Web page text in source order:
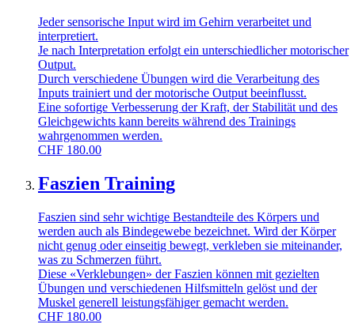
Jeder sensorische Input wird im Gehirn verarbeitet und
interpretiert.
Je nach Interpretation erfolgt ein unterschiedlicher motorischer
Output.
Durch verschiedene Übungen wird die Verarbeitung des
Inputs trainiert und der motorische Output beeinflusst.
Eine sofortige Verbesserung der Kraft, der Stabilität und des
Gleichgewichts kann bereits während des Trainings
wahrgenommen werden.
CHF 180.00
Faszien Training
Faszien sind sehr wichtige Bestandteile des Körpers und
werden auch als Bindegewebe bezeichnet. Wird der Körper
nicht genug oder einseitig bewegt, verkleben sie miteinander,
was zu Schmerzen führt.
Diese «Verklebungen» der Faszien können mit gezielten
Übungen und verschiedenen Hilfsmitteln gelöst und der
Muskel generell leistungsfähiger gemacht werden.
CHF 180.00